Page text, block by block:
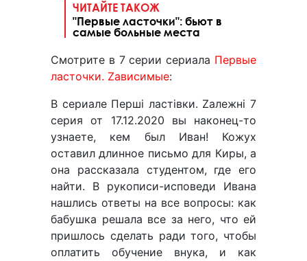
ЧИТАЙТЕ ТАКОЖ
"Первые ласточки": бьют в
самые больные места
Смотрите в 7 серии сериала Первые
ласточки. Zависимые:
В сериале Перші ластівки. Zалежні 7
серия от 17.12.2020 вы наконец-то
узнаете, кем был Иван! Кожух
оставил длинное письмо для Киры, а
она рассказала студентом, где его
найти. В рукописи-исповеди Ивана
нашлись ответы на все вопросы: как
бабушка решала все за него, что ей
пришлось сделать ради того, чтобы
оплатить обучение внука, и как